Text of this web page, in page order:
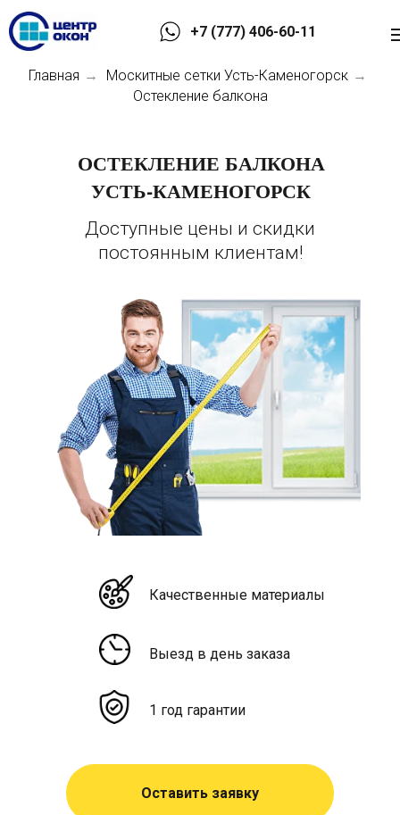
+7 (777) 406-60-11
Главная → Москитные сетки Усть-Каменогорск →
Остекление балкона
ОСТЕКЛЕНИЕ БАЛКОНА
УСТЬ-КАМЕНОГОРСК
Выезд в день заказа
Качественные материалы
1 год гарантии
Оставить заявку
Доступные цены и скидки
постоянным клиентам!